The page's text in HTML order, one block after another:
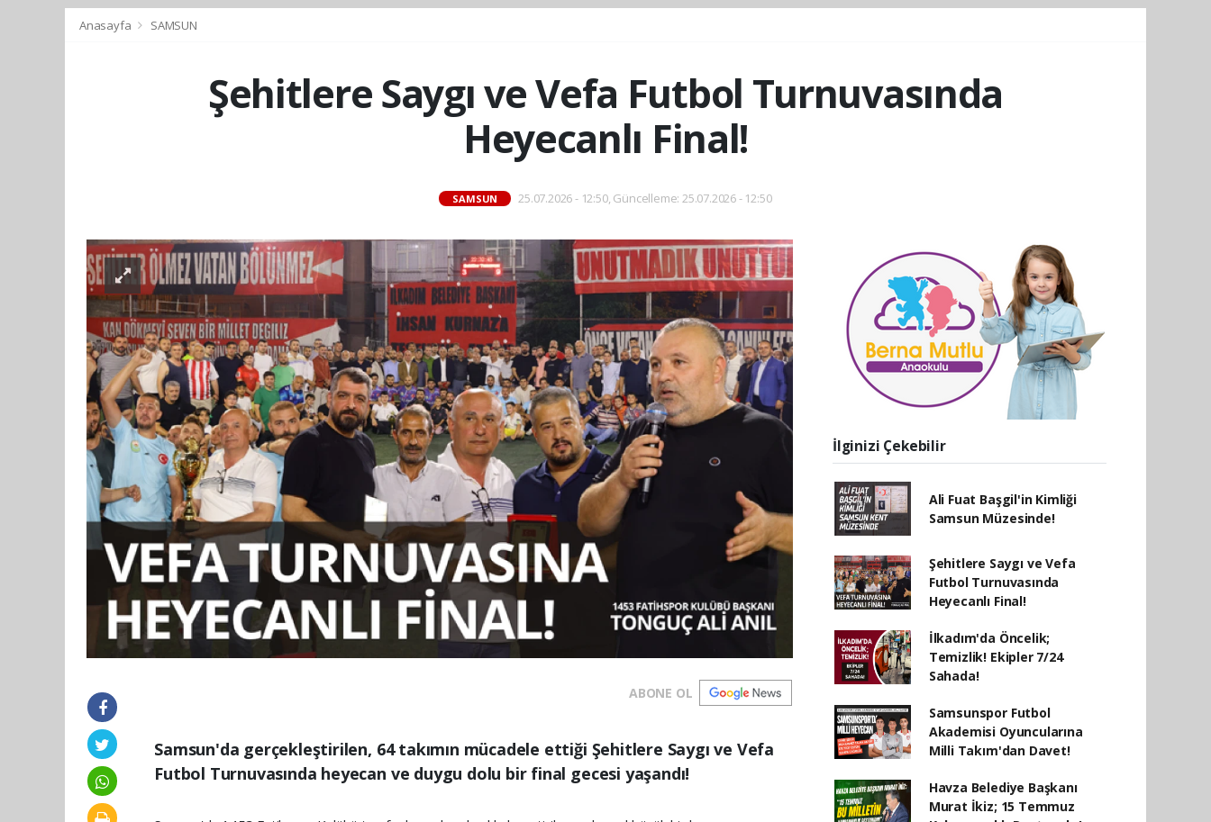
Anasayfa SAMSUN
Şehitlere Saygı ve Vefa Futbol Turnuvasında
Heyecanlı Final!
SAMSUN 25.07.2026 - 12:50, Güncelleme: 25.07.2026 - 12:50
ABONE OL
Samsun'da gerçekleştirilen, 64 takımın mücadele ettiği Şehitlere Saygı ve Vefa
Futbol Turnuvasında heyecan ve duygu dolu bir final gecesi yaşandı!
İlginizi Çekebilir
Ali Fuat Başgil'in Kimliği
Samsun Müzesinde!
Şehitlere Saygı ve Vefa
Futbol Turnuvasında
Heyecanlı Final!
İlkadım'da Öncelik;
Temizlik! Ekipler 7/24
Sahada!
Samsunspor Futbol
Akademisi Oyuncularına
Milli Takım'dan Davet!
Havza Belediye Başkanı
Murat İkiz; 15 Temmuz